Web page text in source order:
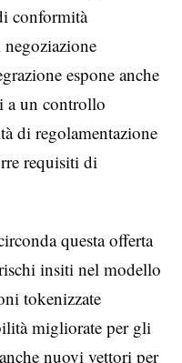
conformità
espone anche
a un controllo
di regolamentazione
requisiti di
questa offerta
insiti nel modello
tokenizzate
migliorate per gli
nuovi vettori per